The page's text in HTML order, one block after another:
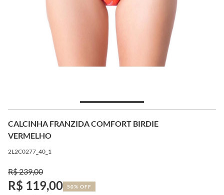
CALCINHA FRANZIDA COMFORT BIRDIE
VERMELHO
2L2C0277_40_1
R$ 239,00
R$ 119,00 50% OFF